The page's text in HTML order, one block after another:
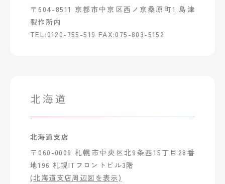
〒604-8511 京都市中京区西ノ京桑原町1 島津
製作所内
TEL:0120-755-519 FAX:075-803-5152
北海道
北海道支店
〒060-0009 札幌市中央区北9条西15丁目28番
地196 札幌ITフロントビル3階
(北海道支店周辺図を表示)